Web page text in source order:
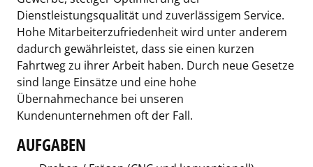
Dienstleistungsqualität und zuverlässigem Service.
Hohe Mitarbeiterzufriedenheit wird unter anderem
dadurch gewährleistet, dass sie einen kurzen
Fahrtweg zu ihrer Arbeit haben. Durch neue Gesetze
sind lange Einsätze und eine hohe
Übernahmechance bei unseren
Kundenunternehmen oft der Fall.
AUFGABEN